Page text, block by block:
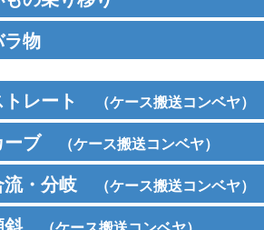
タドライブ 蛇行レスタイプ
DHG
ブベルトタイプ
製品ページ
付きベルトタイプ 上部水
コンミニ
ト幅＝フレーム幅タイプ
MXR
高速リ
イプ
コンミニ
ラエッジタイプ
物
ルコンミニ
フベルトタイプ
レート （ケース搬送コンベヤ）
コンⅤ
/ ラインドライブコンベヤ
ーブ （ケース搬送コンベヤ）
コンⅤ
・分岐 （ケース搬送コンベヤ）